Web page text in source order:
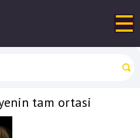
tam ortasi